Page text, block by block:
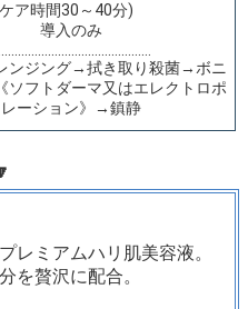
ア時間30～40分)
導入のみ
ンジング→拭き取り殺菌→ボニ
ソフトダーマ又はエレクトロポ
レーション》→鎮静
レミアムハリ肌美容液。
を贅沢に配合。